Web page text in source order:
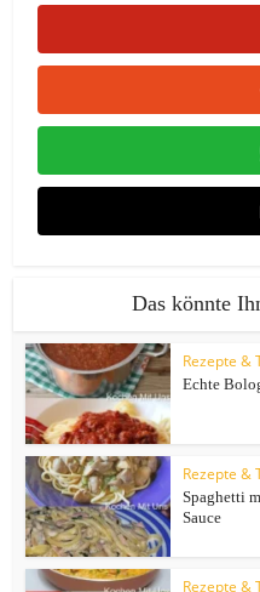
Das könnte
Rezepte &
Echte
Rezepte &
Spaghetti
Sauce
Rezepte &